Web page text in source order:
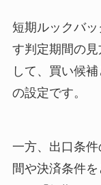
短期ルックバ
す判定期間の
して、買い候
の設定です。
一方、出口条
間や決済条件